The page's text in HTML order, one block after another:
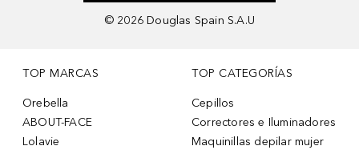
© 2026 Douglas Spain S.A.U
TOP MARCAS
Orebella
ABOUT-FACE
Lolavie
TOP CATEGORÍAS
Cepillos
Correctores e Iluminadores
Maquinillas depilar mujer